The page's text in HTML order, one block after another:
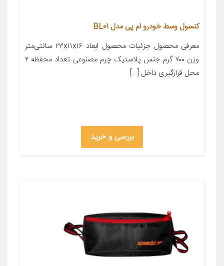
کنسول وسط خودرو ام پی مدل BL01
معرفی محصول جزئیات محصول ابعاد ۲۳x۱۱x۱۶ سانتی‌متر
وزن ۷۰۰ گرم جنس پلاستیک چرم مصنوعی تعداد محفظه ۲
محل قرارگیری داخل […]
بررسی و خرید